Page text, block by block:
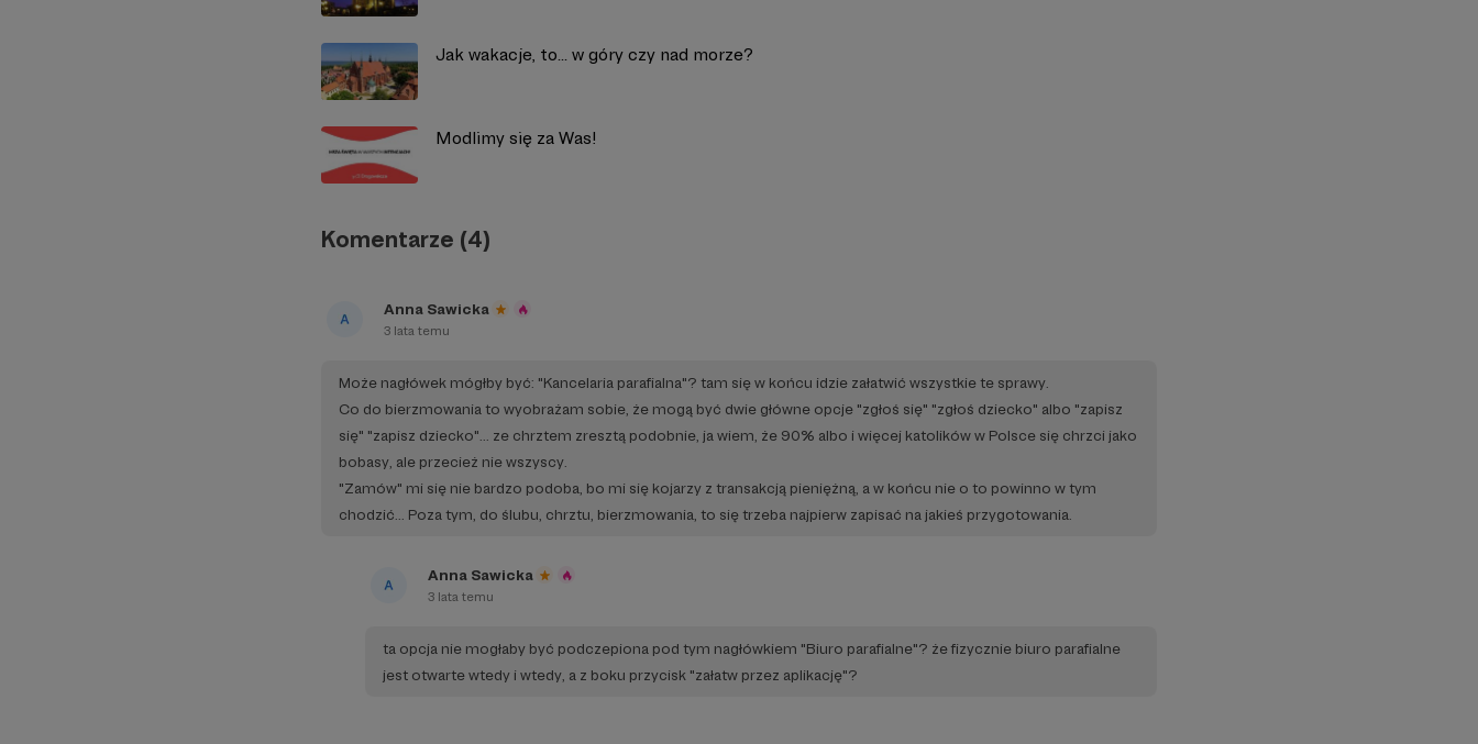
Jak wakacje, to... w góry czy nad morze?
Modlimy się za Was!
Komentarze (4)
Anna Sawicka
3 lata temu
Może nagłówek mógłby być: "Kancelaria parafialna"? tam się w końcu idzie załatwić wszystkie te sprawy.
Co do bierzmowania to wyobrażam sobie, że mogą być dwie główne opcje "zgłoś się" "zgłoś dziecko" albo "zapisz
się" "zapisz dziecko"... ze chrztem zresztą podobnie, ja wiem, że 90% albo i więcej katolików w Polsce się chrzci jako
bobasy, ale przecież nie wszyscy.
"Zamów" mi się nie bardzo podoba, bo mi się kojarzy z transakcją pieniężną, a w końcu nie o to powinno w tym
chodzić... Poza tym, do ślubu, chrztu, bierzmowania, to się trzeba najpierw zapisać na jakieś przygotowania.
Anna Sawicka
3 lata temu
ta opcja nie mogłaby być podczepiona pod tym nagłówkiem "Biuro parafialne"? że fizycznie biuro parafialne
jest otwarte wtedy i wtedy, a z boku przycisk "załatw przez aplikację"?